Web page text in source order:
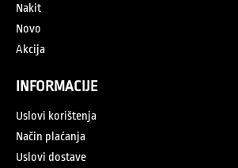
Nakit
Novo
Akcija
INFORMACIJE
Uslovi korištenja
Način plaćanja
Uslovi dostave